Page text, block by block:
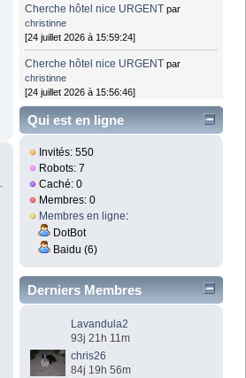
Cherche hôtel nice URGENT par
christinne
[24 juillet 2026 à 15:59:24]
Cherche hôtel nice URGENT par
christinne
[24 juillet 2026 à 15:56:46]
Qui est en ligne
Invités: 550
Robots: 7
Caché: 0
Membres: 0
Membres en ligne:
DotBot
Baidu (6)
Derniers Membres
Lavandula2
93j 21h 11m
chris26
84j 19h 56m